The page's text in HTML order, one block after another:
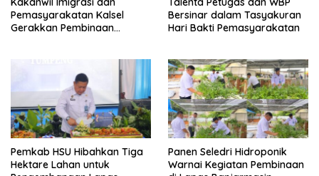
Pemasyarakatan Kalsel
Gerakkan Pembinaan
Bersinar dalam Tasyakuran
Hari Bakti Pemasyarakatan
Pemkab HSU Hibahkan Tiga
Hektare Lahan untuk
Panen Seledri Hidroponik
Warnai Kegiatan Pembinaan